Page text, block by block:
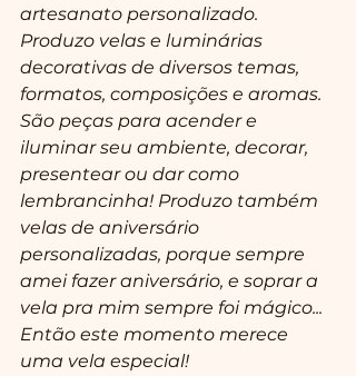
artesanato personalizado.
Produzo velas e luminárias
decorativas de diversos temas,
formatos, composições e aromas.
São peças para acender e
iluminar seu ambiente, decorar,
presentear ou dar como
lembrancinha! Produzo também
velas de aniversário
personalizadas, porque sempre
amei fazer aniversário, e soprar a
vela pra mim sempre foi mágico...
Então este momento merece
uma vela especial!